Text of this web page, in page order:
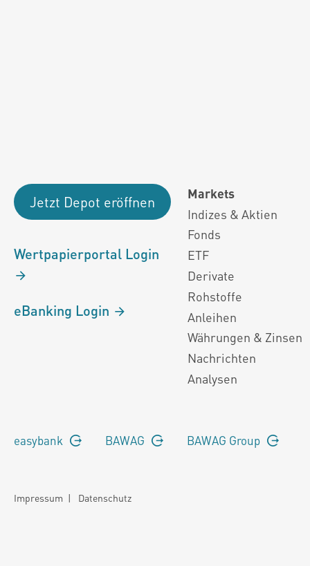
Jetzt Depot eröffnen
Wertpapierportal Login
eBanking Login
Markets
Indizes & Aktien
Fonds
ETF
Derivate
Rohstoffe
Anleihen
Währungen & Zinsen
Nachrichten
Analysen
easybank BAWAG BAWAG Group
Impressum | Datenschutz